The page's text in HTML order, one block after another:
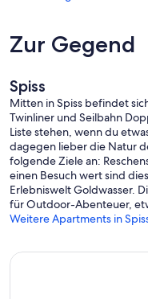
Zur Gegend
Spiss
Mitten in Spiss befindet
Twinliner und Seilbahn
Liste stehen, wenn du
dagegen lieber die Natur
folgende Ziele an:
einen Besuch wert sind
Erlebniswelt Goldwasser.
für Outdoor-Abenteuer,
Weitere Apartments in